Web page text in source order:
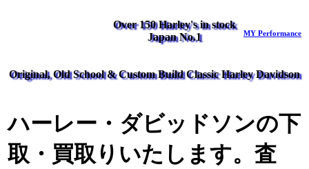
Over 150 Harley's in stock
Japan No.1
MY Performance
Original, Old School & Custom Build Classic Harley Davidson
ハーレー・ダビッドソンの下
取・買取りいたします。査